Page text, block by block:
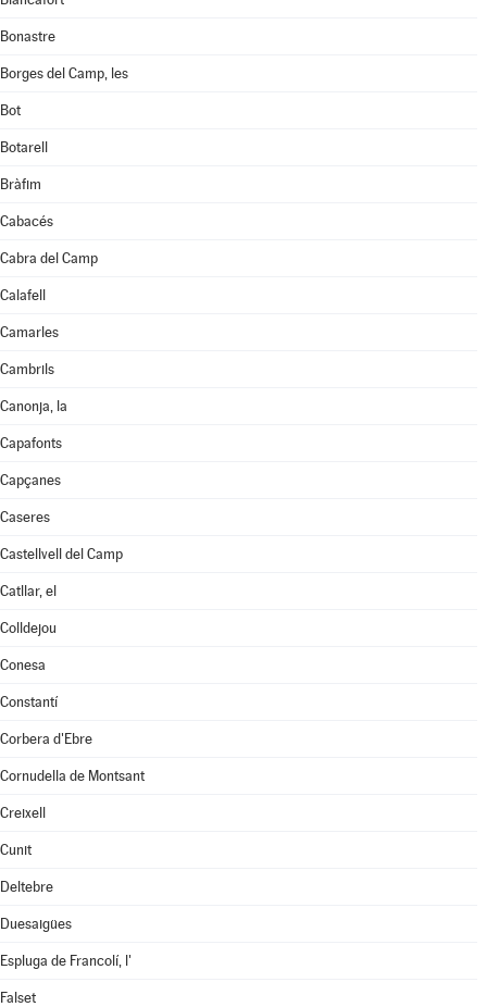
Bonastre
Borges del Camp, les
Bot
Botarell
Bràfim
Cabacés
Cabra del Camp
Calafell
Camarles
Cambrils
Canonja, la
Capafonts
Capçanes
Caseres
Castellvell del Camp
Catllar, el
Colldejou
Conesa
Constantí
Corbera d'Ebre
Cornudella de Montsant
Creixell
Cunit
Deltebre
Duesaigües
Espluga de Francolí, l'
Falset